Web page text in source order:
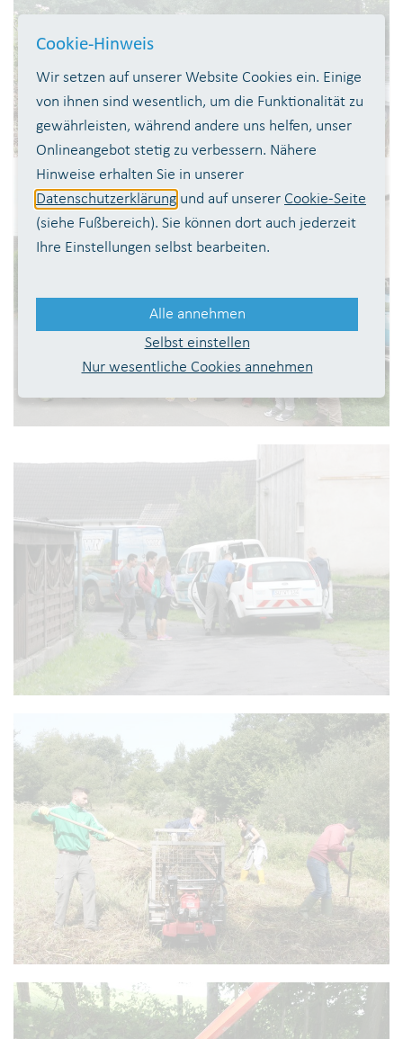
Cookie-Hinweis
Wir setzen auf unserer Website Cookies ein. Einige
von ihnen sind wesentlich, um die Funktionalität zu
gewährleisten, während andere uns helfen, unser
Onlineangebot stetig zu verbessern. Nähere
Hinweise erhalten Sie in unserer
Datenschutzerklärung und auf unserer Cookie-Seite
(siehe Fußbereich). Sie können dort auch jederzeit
Ihre Einstellungen selbst bearbeiten.
Alle annehmen
Selbst einstellen
Nur wesentliche Cookies annehmen